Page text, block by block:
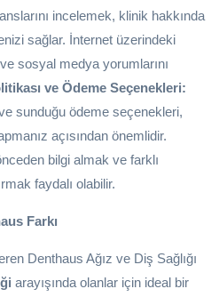
incelemek, klinik hakkında
sağlar. İnternet üzerindeki
sosyal medya yorumlarını
ve Ödeme Seçenekleri:
sunduğu ödeme seçenekleri,
açısından önemlidir.
bilgi almak ve farklı
faydalı olabilir.
Farkı
Denthaus Ağız ve Diş Sağlığı
arayışında olanlar için ideal bir